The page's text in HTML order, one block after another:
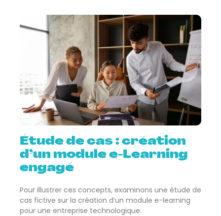
Étude de cas : création
d’un module e-Learning
engagé
Pour illustrer ces concepts, examinons une étude de
cas fictive sur la création d’un module e-learning
pour une entreprise technologique.